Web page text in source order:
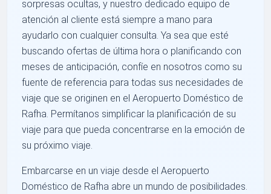
sorpresas ocultas, y nuestro dedicado equipo de
atención al cliente está siempre a mano para
ayudarlo con cualquier consulta. Ya sea que esté
buscando ofertas de última hora o planificando con
meses de anticipación, confíe en nosotros como su
fuente de referencia para todas sus necesidades de
viaje que se originen en el Aeropuerto Doméstico de
Rafha. Permítanos simplificar la planificación de su
viaje para que pueda concentrarse en la emoción de
su próximo viaje.
Embarcarse en un viaje desde el Aeropuerto
Doméstico de Rafha abre un mundo de posibilidades.